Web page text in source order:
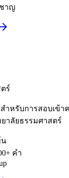
ชาญ
ร์
สำหรับการสอบเข้
าลัยธรรมศาสตร์
น
คำ